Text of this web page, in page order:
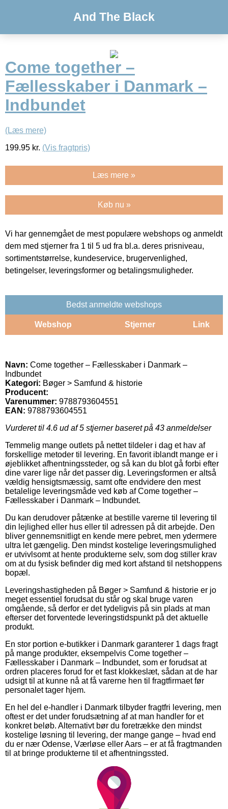
And The Black
Come together –
Fællesskaber i Danmark –
Indbundet
(Læs mere)
199.95 kr. (Vis fragtpris)
Læs mere »
Køb nu »
Vi har gennemgået de mest populære webshops og anmeldt
dem med stjerner fra 1 til 5 ud fra bl.a. deres prisniveau,
sortimentstørrelse, kundeservice, brugervenlighed,
betingelser, leveringsformer og betalingsmuligheder.
Bedst anmeldte webshops
Webshop Stjerner Link
Navn: Come together – Fællesskaber i Danmark –
Indbundet
Kategori: Bøger > Samfund & historie
Producent:
Varenummer: 9788793604551
EAN: 9788793604551
Vurderet til 4.6 ud af 5 stjerner baseret på 43 anmeldelser
Temmelig mange outlets på nettet tildeler i dag et hav af
forskellige metoder til levering. En favorit iblandt mange er i
øjeblikket afhentningssteder, og så kan du blot gå forbi efter
dine varer lige når det passer dig. Leveringsformen er altså
vældig hensigtsmæssig, samt ofte endvidere den mest
betalelige leveringsmåde ved køb af Come together –
Fællesskaber i Danmark – Indbundet.
Du kan derudover påtænke at bestille varerne til levering til
din lejlighed eller hus eller til adressen på dit arbejde. Den
bliver gennemsnitligt en kende mere pebret, men ydermere
ultra let gængelig. Den mindst kostelige leveringsmulighed
er utvivlsomt at hente produkterne selv, som dog stiller krav
om at du fysisk befinder dig med kort afstand til netshoppens
bopæl.
Leveringshastigheden på Bøger > Samfund & historie er jo
meget essentiel forudsat du står og skal bruge varen
omgående, så derfor er det tydeligvis på sin plads at man
efterser det forventede leveringstidspunkt på det aktuelle
produkt.
En stor portion e-butikker i Danmark garanterer 1 dags fragt
på mange produkter, eksempelvis Come together –
Fællesskaber i Danmark – Indbundet, som er forudsat at
ordren placeres forud for et fast klokkeslæt, sådan at de har
udsigt til at kunne nå at få varerne hen til fragtfirmaet før
personalet tager hjem.
En hel del e-handler i Danmark tilbyder fragtfri levering, men
oftest er det under forudsætning af at man handler for et
konkret beløb. Alternativt bør du foretrække den mindst
kostelige løsning til levering, der mange gange – hvad end
du er nær Odense, Værløse eller Aars – er at få fragtmanden
til at bringe produkterne til et afhentningssted.